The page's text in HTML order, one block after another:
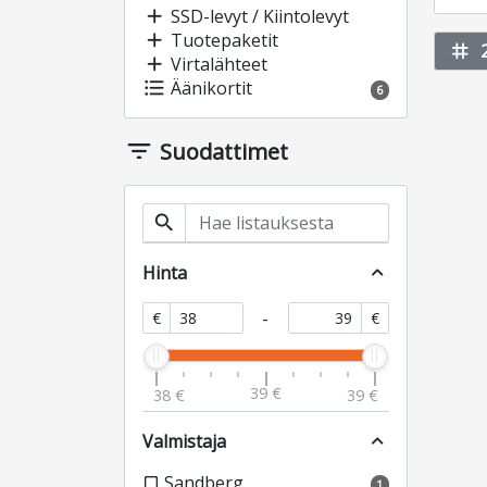
add SSD-levyt / Kiintolevyt
add Tuotepaketit
add Virtalähteet
format_list_bulleted Äänikortit 6
filter_list Suodattimet
search
Hinta expand_less
€ - €
38 € 39 € 39 €
Valmistaja expand_less
check_box_outline_blank
tag